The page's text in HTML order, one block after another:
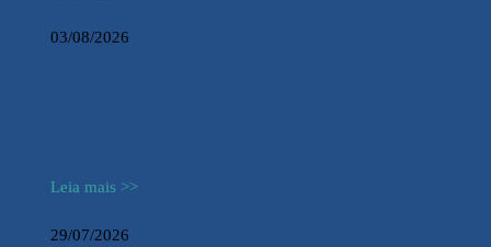
03/08/2026
Leia mais >>
29/07/2026